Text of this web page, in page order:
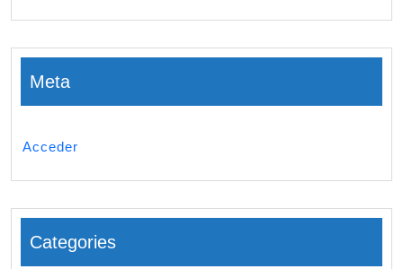
Meta
Acceder
Categories